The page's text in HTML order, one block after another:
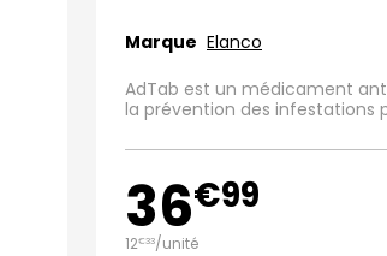
Marque Elanco
AdTab est un médicament
la prévention des infestations
36€99
12€33/unité